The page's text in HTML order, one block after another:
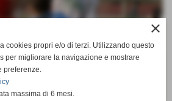
close
cookies propri e/o di terzi. Utilizzando questo
per migliorare la navigazione e mostrare
preferenze.
massima di 6 mesi.